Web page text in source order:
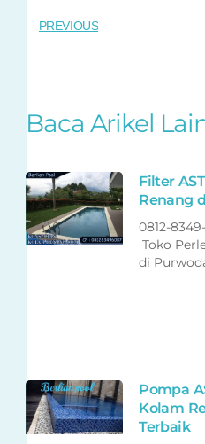
PREVIOUS
Baca Arikel
Filter
Renang
0812-
Toko
di
Pompa
Kolam
Terbaik